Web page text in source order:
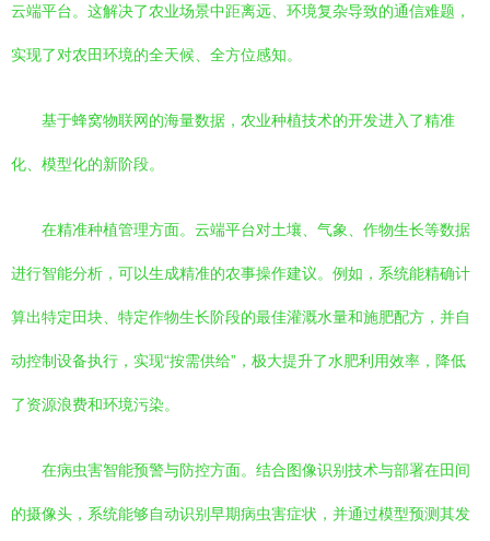
云端平台。这解决了农业场景中距离远、环境复杂导致的通信难题，
实现了对农田环境的全天候、全方位感知。
基于蜂窝物联网的海量数据，农业种植技术的开发进入了精准
化、模型化的新阶段。
在精准种植管理方面。云端平台对土壤、气象、作物生长等数据
进行智能分析，可以生成精准的农事操作建议。例如，系统能精确计
算出特定田块、特定作物生长阶段的最佳灌溉水量和施肥配方，并自
动控制设备执行，实现“按需供给”，极大提升了水肥利用效率，降低
了资源浪费和环境污染。
在病虫害智能预警与防控方面。结合图像识别技术与部署在田间
的摄像头，系统能够自动识别早期病虫害症状，并通过模型预测其发